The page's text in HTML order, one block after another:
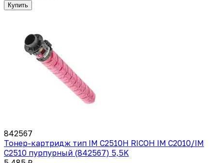
Купить
842567
Тонер-картридж тип IM C2510H RICOH IM C2010/IM
C2510 пурпурный (842567) 5,5K